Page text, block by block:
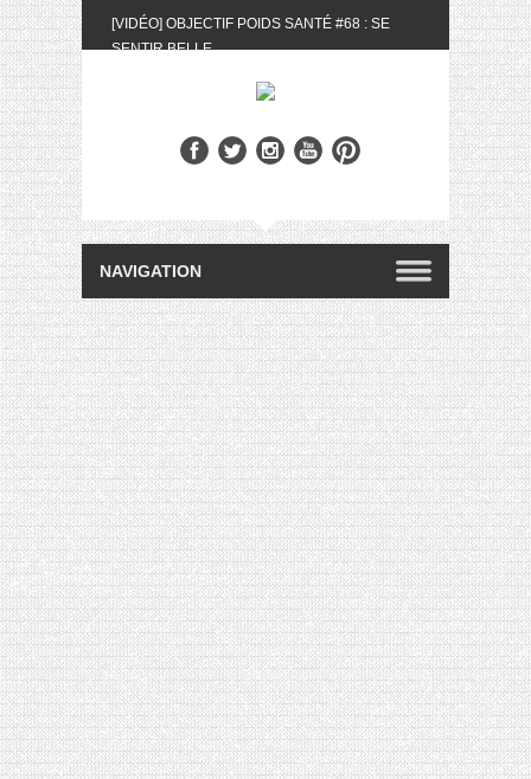
[VIDÉO] OBJECTIF POIDS SANTÉ #68 : SE
SENTIR BELLE
BIOTYFULL BOX DU MOIS DE MAI 2024 FEAT.
[VIDÉO] QUITOQUE #10 : MEAL PREP &
CONVIVIALITÉ
[VIDÉO] UNBOXING : LES MY LITTLE &
BIOTYFULL BOX DU MOIS D’AVRIL 2024
FEAT. AKILA
[VIDÉO] OBJECTIF POIDS SANTÉ #67 : L’AVIS
DES AUTRES, CE N’EST QUE LA VIE DES
AUTRES
[VIDÉO] UNBOXING : LES MY LITTLE &
BIOTYFULL BOX DES MOIS DE FÉVRIER ET
MARS 2024 FEAT. AKILA
[VIDÉO] LA SÉLECTION DU MOIS
#JANVIER2024
[VIDÉO] HELLOFRESH #34 : IDÉES
RECETTES RISOTTO